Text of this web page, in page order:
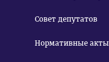
Совет депутатов
Нормативные акты